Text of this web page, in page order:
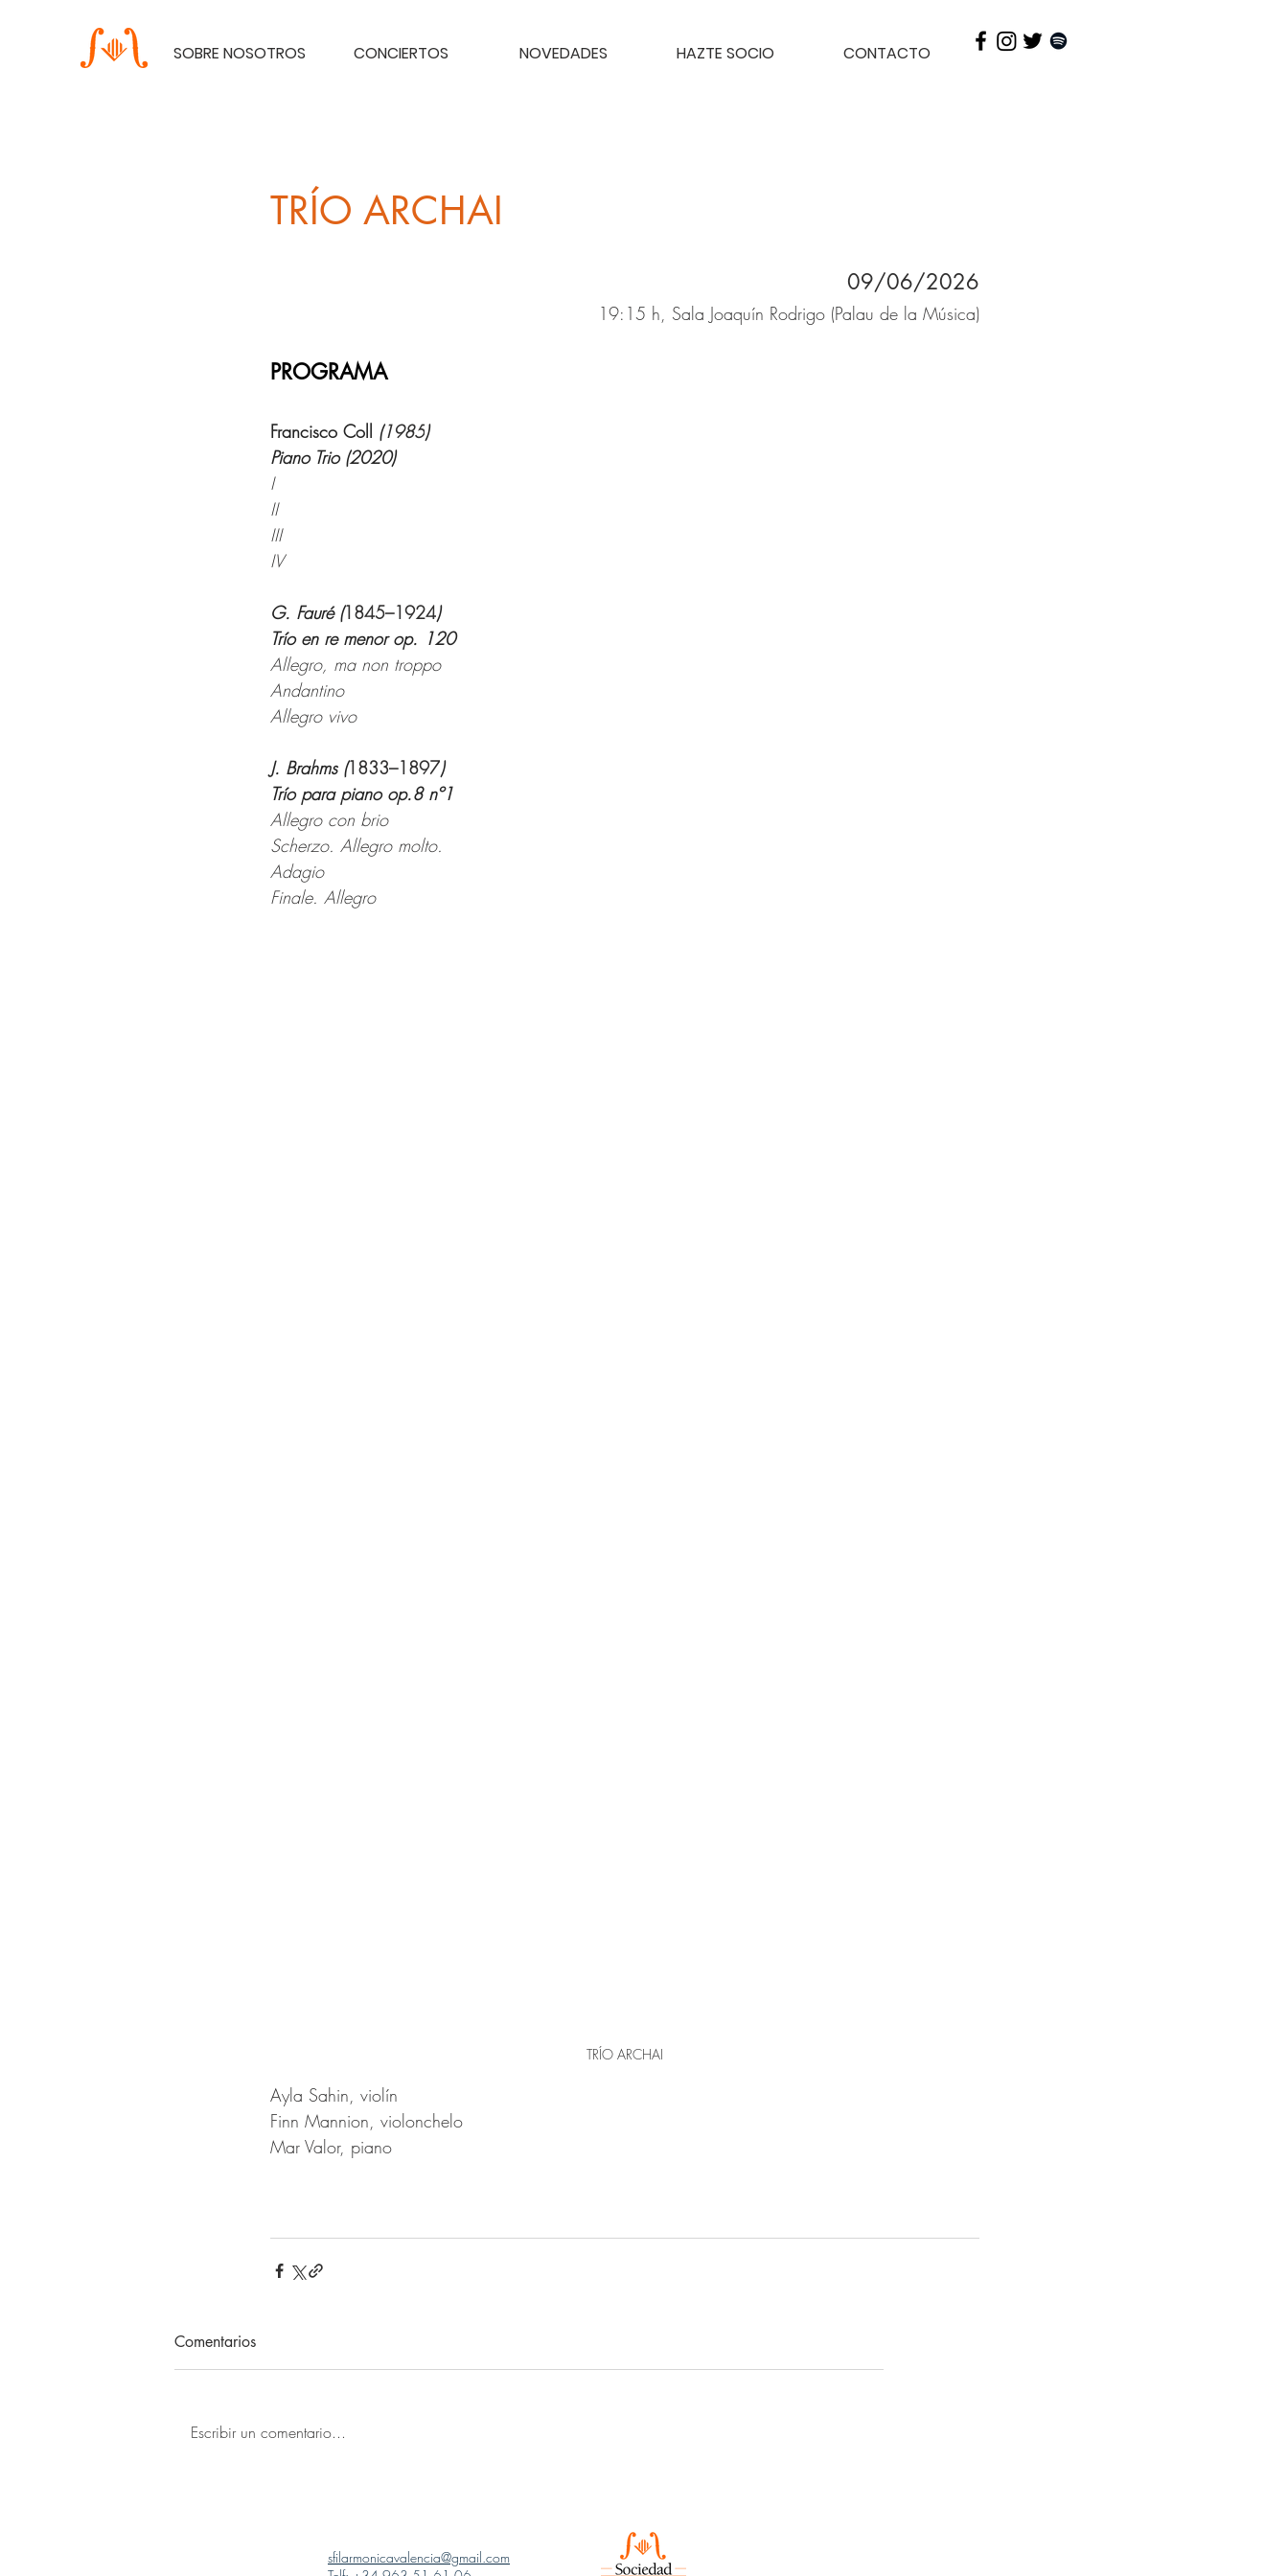
SOBRE NOSOTROS CONCIERTOS NOVEDADES HAZTE SOCIO CONTACTO
TRÍO ARCHAI
09/06/2026
19:15 h, Sala Joaquín Rodrigo (Palau de la Música)
PROGRAMA
Francisco Coll (1985)
Piano Trio (2020)
I
II
III
IV
G. Fauré (1845–1924)
Trío en re menor op. 120
Allegro, ma non troppo
Andantino
Allegro vivo
J. Brahms (1833–1897)
Trío para piano op.8 nº1
Allegro con brio
Scherzo. Allegro molto.
Adagio
Finale. Allegro
TRÍO ARCHAI
Ayla Sahin, violín
Finn Mannion, violonchelo
Mar Valor, piano
Comentarios
Escribir un comentario...
sfilarmonicavalencia@gmail.com